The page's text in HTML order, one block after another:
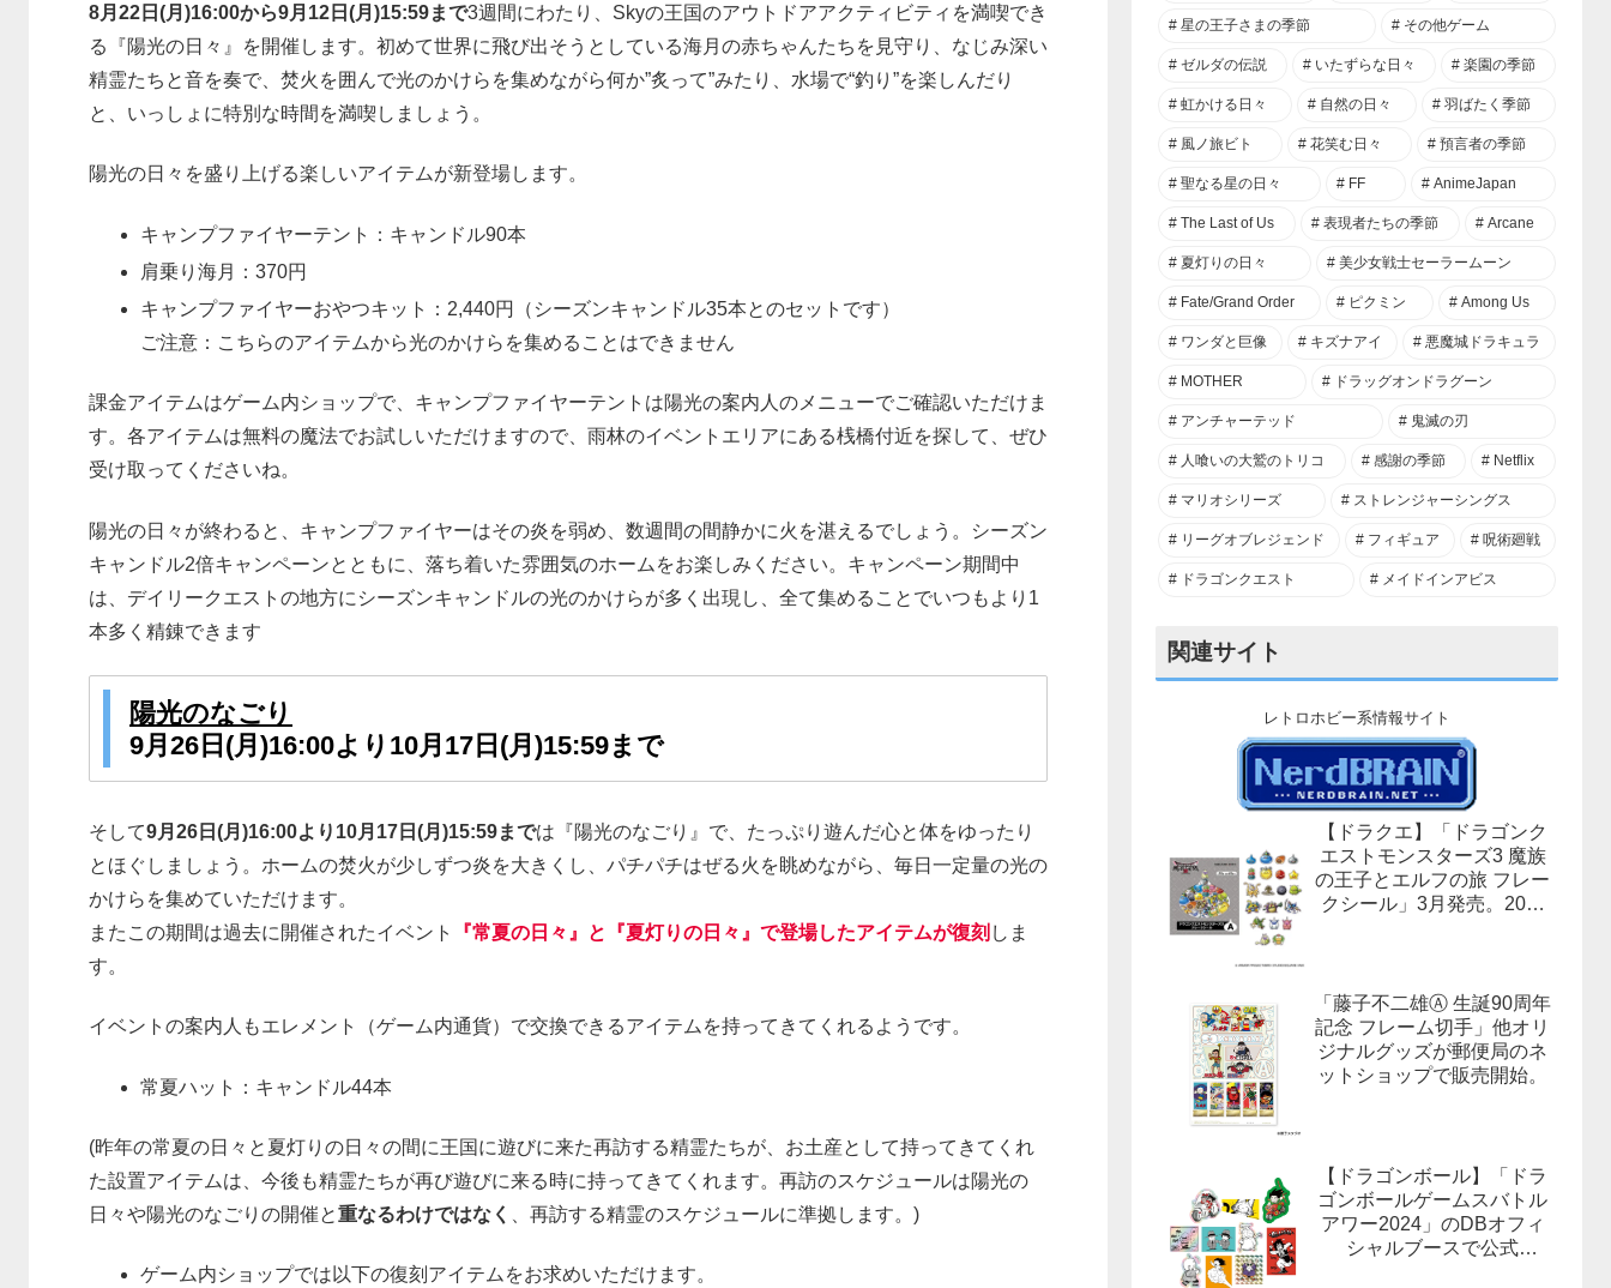
8月22日(月)16:00から9月12日(月)15:59まで3週間にわたり、Skyの王国のアウトドアアクティビティを満喫でき
る『陽光の日々』を開催します。初めて世界に飛び出そうとしている海月の赤ちゃんたちを見守り、なじみ深い
精霊たちと音を奏で、焚火を囲んで光のかけらを集めながら何か”炙って”みたり、水場で“釣り”を楽しんだり
と、いっしょに特別な時間を満喫しましょう。
陽光の日々を盛り上げる楽しいアイテムが新登場します。
キャンプファイヤーテント：キャンドル90本
肩乗り海月：370円
キャンプファイヤーおやつキット：2,440円（シーズンキャンドル35本とのセットです）
ご注意：こちらのアイテムから光のかけらを集めることはできません
課金アイテムはゲーム内ショップで、キャンプファイヤーテントは陽光の案内人のメニューでご確認いただけま
す。各アイテムは無料の魔法でお試しいただけますので、雨林のイベントエリアにある桟橋付近を探して、ぜひ
受け取ってくださいね。
陽光の日々が終わると、キャンプファイヤーはその炎を弱め、数週間の間静かに火を湛えるでしょう。シーズン
キャンドル2倍キャンペーンとともに、落ち着いた雰囲気のホームをお楽しみください。キャンペーン期間中
は、デイリークエストの地方にシーズンキャンドルの光のかけらが多く出現し、全て集めることでいつもより1
本多く精錬できます
陽光のなごり
9月26日(月)16:00より10月17日(月)15:59まで
そして9月26日(月)16:00より10月17日(月)15:59までは『陽光のなごり』で、たっぷり遊んだ心と体をゆったり
とほぐしましょう。ホームの焚火が少しずつ炎を大きくし、パチパチはぜる火を眺めながら、毎日一定量の光の
かけらを集めていただけます。
またこの期間は過去に開催されたイベント
『常夏の日々』と『夏灯りの日々』で登場したアイテムが復刻 しま
す。
イベントの案内人もエレメント（ゲーム内通貨）で交換できるアイテムを持ってきてくれるようです。
常夏ハット：キャンドル44本
(昨年の常夏の日々と夏灯りの日々の間に王国に遊びに来た再訪する精霊たちが、お土産として持ってきてくれ
た設置アイテムは、今後も精霊たちが再び遊びに来る時に持ってきてくれます。再訪のスケジュールは陽光の
日々や陽光のなごりの開催と重なるわけではなく 、再訪する精霊のスケジュールに準拠します。)
ゲーム内ショップでは以下の復刻アイテムをお求めいただけます。
星の王子さまの季節 その他ゲーム
ゼルダの伝説 いたずらな日々 楽園の季節
虹かける日々 自然の日々 羽ばたく季節
風ノ旅ビト 花笑む日々 預言者の季節
聖なる星の日々 FF AnimeJapan
The Last of Us 表現者たちの季節 Arcane
夏灯りの日々 美少女戦士セーラームーン
Fate/Grand Order ピクミン Among Us
ワンダと巨像 キズナアイ 悪魔城ドラキュラ
MOTHER ドラッグオンドラグーン
アンチャーテッド 鬼滅の刃
人喰いの大鷲のトリコ 感謝の季節 Netflix
マリオシリーズ ストレンジャーシングス
リーグオブレジェンド フィギュア 呪術廻戦
ドラゴンクエスト メイドインアビス
関連サイト
レトロホビー系情報サイト
【ドラクエ】「ドラゴンク
エストモンスターズ3 魔族
の王子とエルフの旅 フレー
クシール」3月発売。20柄
「藤子不二雄Ⓐ 生誕90周年
記念 フレーム切手」他オリ
ジナルグッズが郵便局のネ
ットショップで販売開始。
【ドラゴンボール】「ドラ
ゴンボールゲームスバトル
アワー2024」のDBオフィ
シャルブースで公式